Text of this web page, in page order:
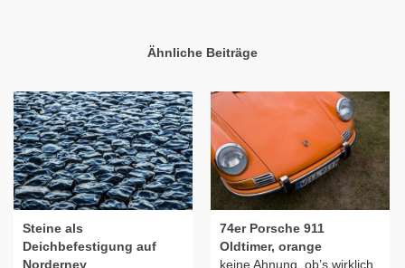
Ähnliche Beiträge
Steine als
Deichbefestigung auf
Norderney
74er Porsche 911
Oldtimer, orange
keine Ahnung, ob’s wirklich